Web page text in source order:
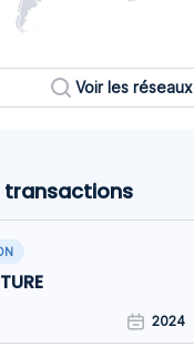
Voir les réseaux
transactions
2024